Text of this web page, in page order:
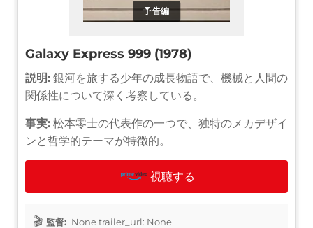
予告編
Galaxy Express 999 (1978)
説明: 銀河を旅する少年の成長物語で、機械と人間の
関係性について深く考察している。
事実: 松本零士の代表作の一つで、独特のメカデザイ
ンと哲学的テーマが特徴的。
視聴する
監督: None trailer_url: None